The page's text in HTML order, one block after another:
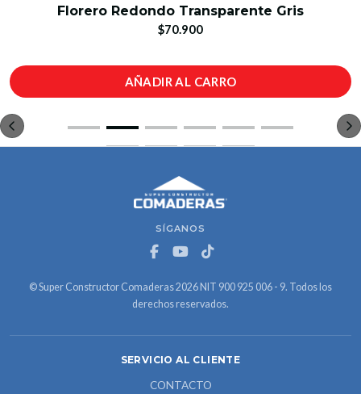
Florero Redondo Transparente Gris
$70.900
AÑADIR AL CARRO
SÍGANOS
© Super Constructor Comaderas 2026 NIT 900 925 006 - 9. Todos los
derechos reservados.
SERVICIO AL CLIENTE
CONTACTO